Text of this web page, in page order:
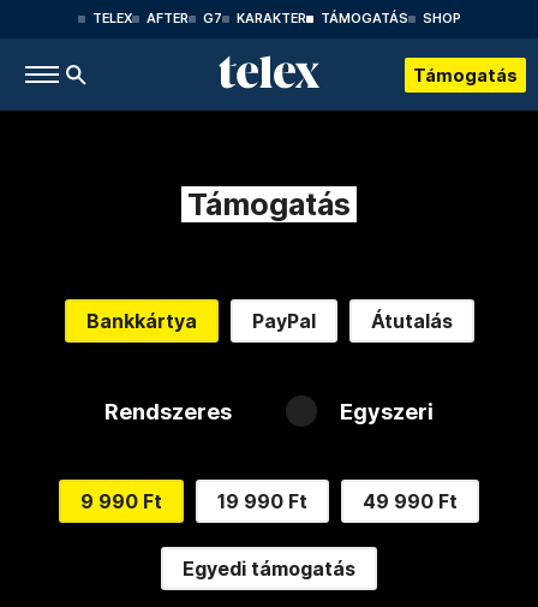
TELEX AFTER G7 KARAKTER TÁMOGATÁS SHOP
Támogatás
Támogatás
Bankkártya PayPal Átutalás
Rendszeres Egyszeri
9 990 Ft 19 990 Ft 49 990 Ft
Egyedi támogatás